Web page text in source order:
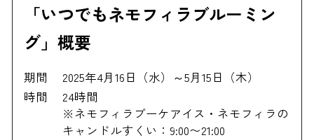
「いつでもネモフィラブルーミン
グ」概要
期間
2025年4月16日（水）～5月15日（木）
時間
24時間
※ネモフィラブーケアイス・ネモフィラの
キャンドルすくい：9:00〜21:00